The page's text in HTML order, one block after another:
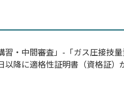
・中間審査」-「ガス圧接技
降に適格性証明書（資格証）